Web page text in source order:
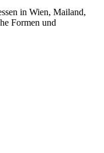
in Wien, Mailand,
Formen und